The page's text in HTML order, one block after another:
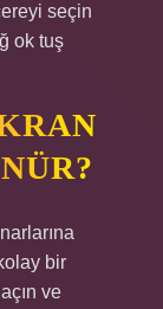
seçin
ok tuş
bir
ve